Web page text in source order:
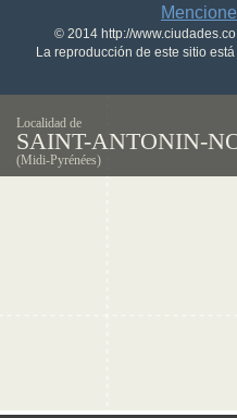
© 2014 http://
La reproducción de este sitio
Localidad de
SAINT-ANTONIN-
(Midi-Pyrénées)